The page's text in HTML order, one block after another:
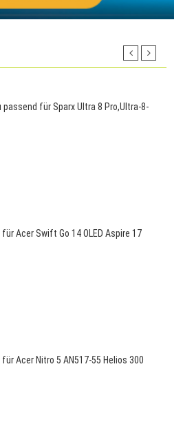
passend für Sparx Ultra 8 Pro,Ultra-8-
Acer Swift Go 14 OLED Aspire 17
Acer Nitro 5 AN517-55 Helios 300